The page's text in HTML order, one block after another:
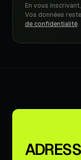
En vous
Vos données
de confidentialité.